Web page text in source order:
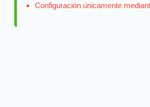
Configuración únicamente